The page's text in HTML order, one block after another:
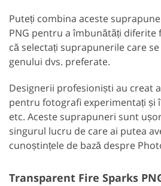
Puteți combina aceste
PNG pentru a îmbunătăți diferite
că selectați suprapunerile care
genului dvs. preferate.
Designerii profesioniști au creat
pentru fotografi experimentați și
etc. Aceste suprapuneri sunt
singurul lucru de care ai putea
cunoștințele de bază despre
Transparent Fire Sparks